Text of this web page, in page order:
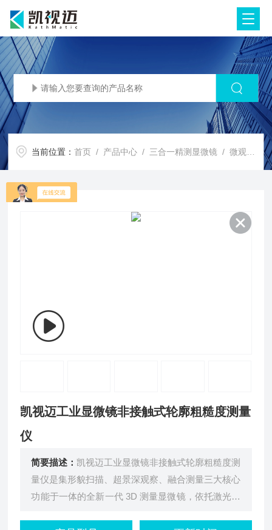
当前位置：首页 / 产品中心 / 三合一精测显微镜 /微观轮廓与粗糙度测量仪
凯视迈工业显微镜非接触式轮廓粗糙度测量
仪
简要描述： 凯视迈工业显微镜非接触式轮廓粗糙度测
量仪是集形貌扫描、超景深观察、融合测量三大核心
功能于一体的全新一代 3D 测量显微镜，依托激光光